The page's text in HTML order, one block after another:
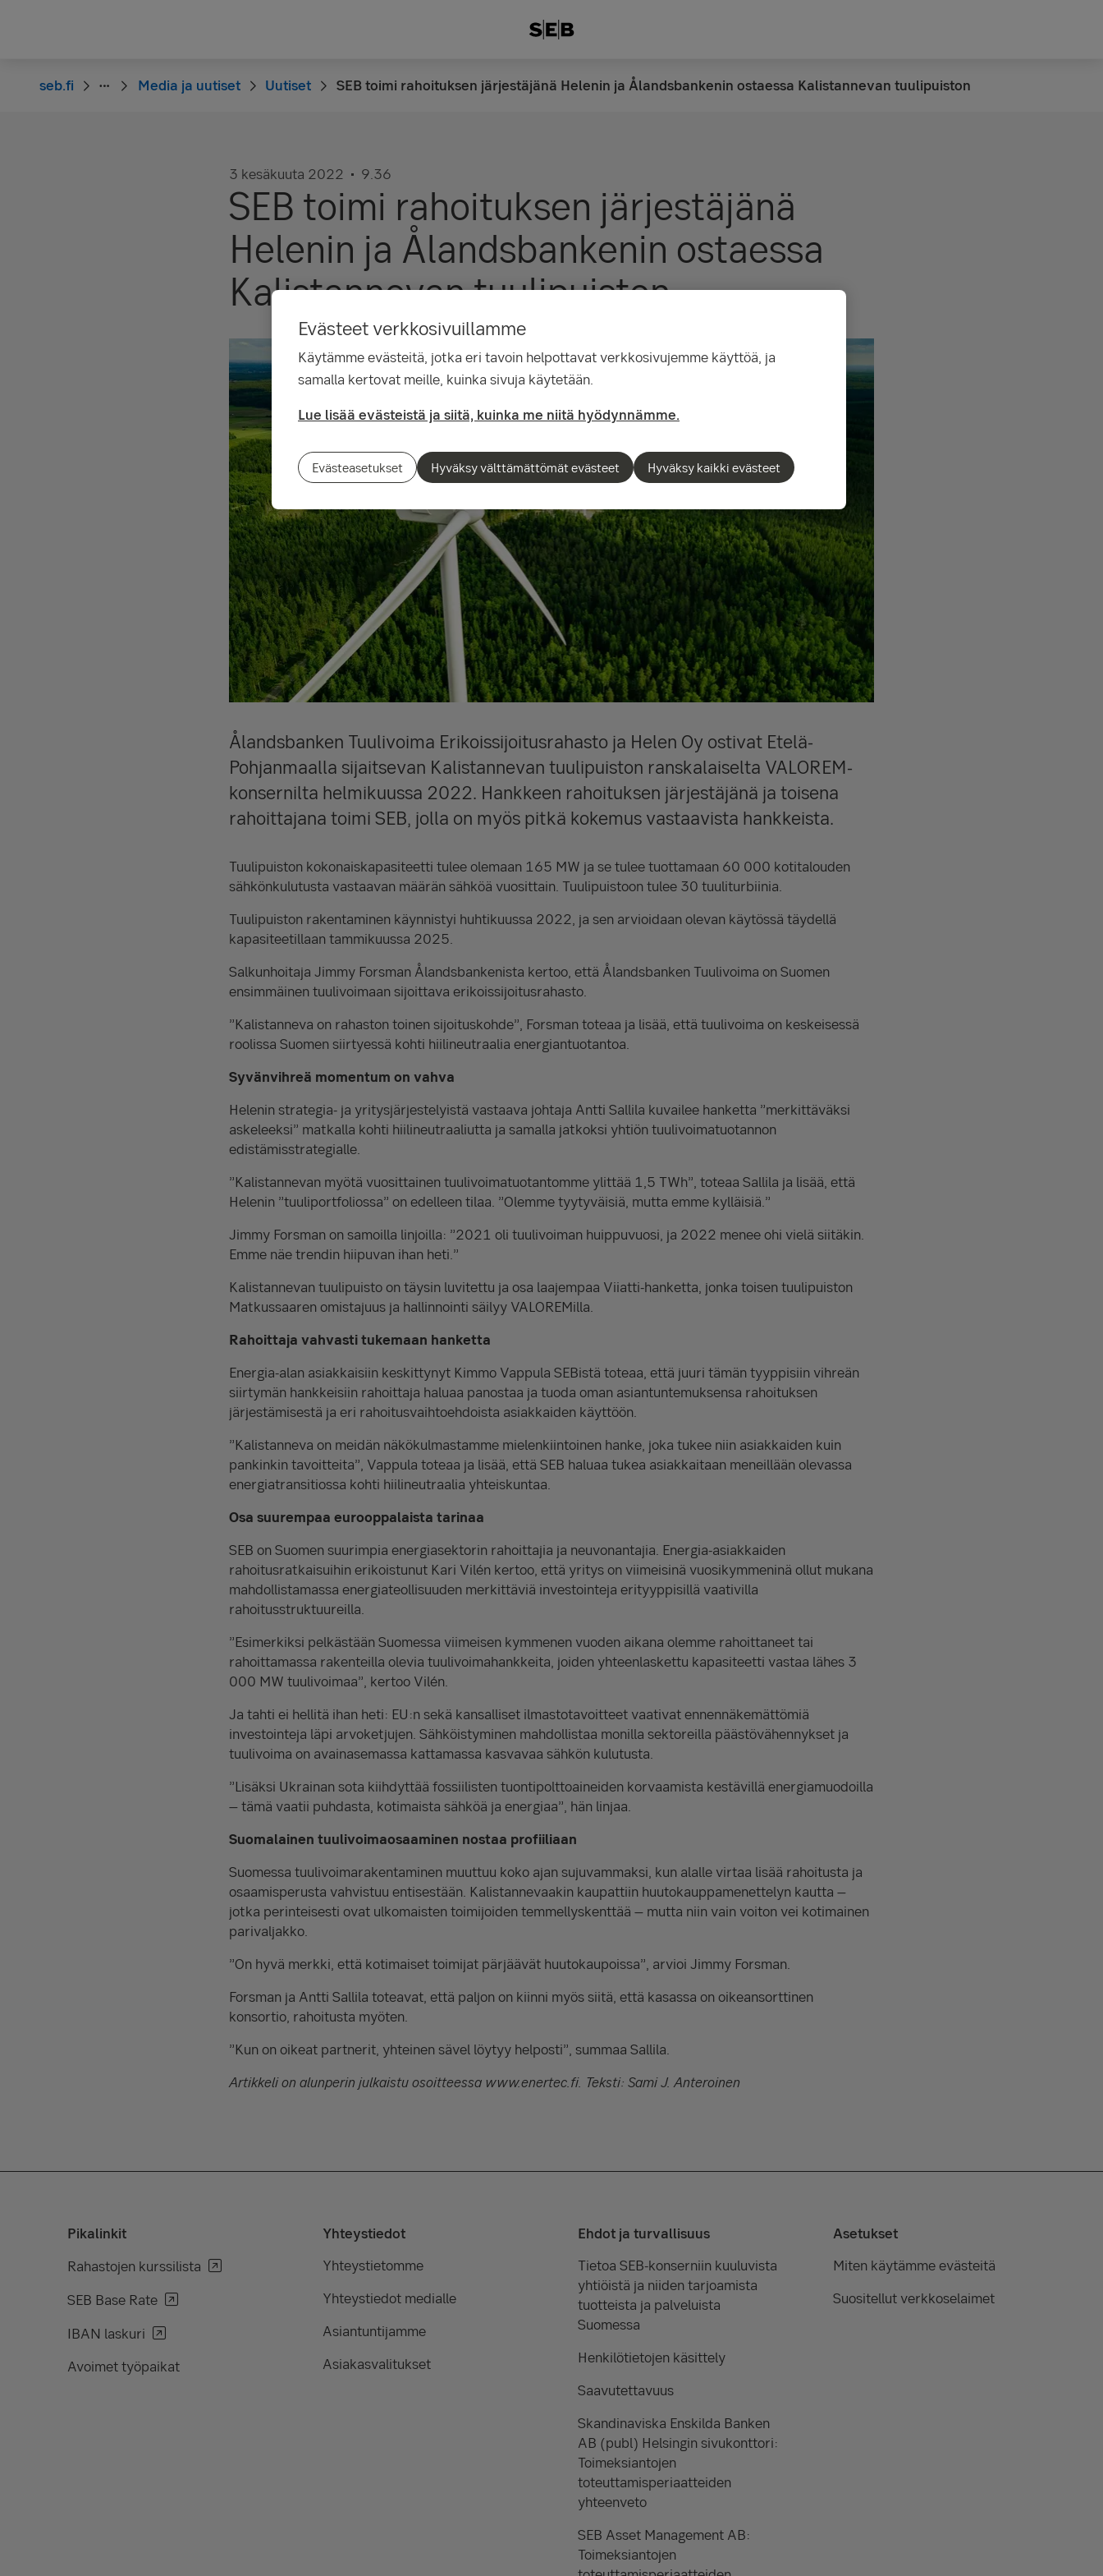
seb.fi Media ja uutiset Uutiset SEB toimi rahoituksen järjestäjänä Helenin ja Ålandsbankenin ostaessa Kalistannevan tuulipuiston
3 kesäkuuta 2022 9.36
SEB toimi rahoituksen järjestäjänä
Helenin ja Ålandsbankenin ostaessa
Kalistannevan tuulipuiston
Ålandsbanken Tuulivoima Erikoissijoitusrahasto ja Helen Oy ostivat Etelä-
Pohjanmaalla sijaitsevan Kalistannevan tuulipuiston ranskalaiselta VALOREM-
konsernilta helmikuussa 2022. Hankkeen rahoituksen järjestäjänä ja toisena
rahoittajana toimi SEB, jolla on myös pitkä kokemus vastaavista hankkeista.
Tuulipuiston kokonaiskapasiteetti tulee olemaan 165 MW ja se tulee tuottamaan 60 000 kotitalouden
sähkönkulutusta vastaavan määrän sähköä vuosittain. Tuulipuistoon tulee 30 tuuliturbiinia.
Tuulipuiston rakentaminen käynnistyi huhtikuussa 2022, ja sen arvioidaan olevan käytössä täydellä
kapasiteetillaan tammikuussa 2025.
Salkunhoitaja Jimmy Forsman Ålandsbankenista kertoo, että Ålandsbanken Tuulivoima on Suomen
ensimmäinen tuulivoimaan sijoittava erikoissijoitusrahasto.
”Kalistanneva on rahaston toinen sijoituskohde”, Forsman toteaa ja lisää, että tuulivoima on keskeisessä
roolissa Suomen siirtyessä kohti hiilineutraalia energiantuotantoa.
Syvänvihreä momentum on vahva
Helenin strategia- ja yritysjärjestelyistä vastaava johtaja Antti Sallila kuvailee hanketta ”merkittäväksi
askeleeksi” matkalla kohti hiilineutraaliutta ja samalla jatkoksi yhtiön tuulivoimatuotannon
edistämisstrategialle.
”Kalistannevan myötä vuosittainen tuulivoimatuotantomme ylittää 1,5 TWh”, toteaa Sallila ja lisää, että
Helenin ”tuuliportfoliossa” on edelleen tilaa. ”Olemme tyytyväisiä, mutta emme kylläisiä.”
Jimmy Forsman on samoilla linjoilla: ”2021 oli tuulivoiman huippuvuosi, ja 2022 menee ohi vielä siitäkin.
Emme näe trendin hiipuvan ihan heti.”
Kalistannevan tuulipuisto on täysin luvitettu ja osa laajempaa Viiatti-hanketta, jonka toisen tuulipuiston
Matkussaaren omistajuus ja hallinnointi säilyy VALOREMilla.
Rahoittaja vahvasti tukemaan hanketta
Energia-alan asiakkaisiin keskittynyt Kimmo Vappula SEBistä toteaa, että juuri tämän tyyppisiin vihreän
siirtymän hankkeisiin rahoittaja haluaa panostaa ja tuoda oman asiantuntemuksensa rahoituksen
järjestämisestä ja eri rahoitusvaihtoehdoista asiakkaiden käyttöön.
”Kalistanneva on meidän näkökulmastamme mielenkiintoinen hanke, joka tukee niin asiakkaiden kuin
pankinkin tavoitteita”, Vappula toteaa ja lisää, että SEB haluaa tukea asiakkaitaan meneillään olevassa
energiatransitiossa kohti hiilineutraalia yhteiskuntaa.
Osa suurempaa eurooppalaista tarinaa
SEB on Suomen suurimpia energiasektorin rahoittajia ja neuvonantajia. Energia-asiakkaiden
rahoitusratkaisuihin erikoistunut Kari Vilén kertoo, että yritys on viimeisinä vuosikymmeninä ollut mukana
mahdollistamassa energiateollisuuden merkittäviä investointeja erityyppisillä vaativilla
rahoitusstruktuureilla.
”Esimerkiksi pelkästään Suomessa viimeisen kymmenen vuoden aikana olemme rahoittaneet tai
rahoittamassa rakenteilla olevia tuulivoimahankkeita, joiden yhteenlaskettu kapasiteetti vastaa lähes 3
000 MW tuulivoimaa”, kertoo Vilén.
Ja tahti ei hellitä ihan heti: EU:n sekä kansalliset ilmastotavoitteet vaativat ennennäkemättömiä
investointeja läpi arvoketjujen. Sähköistyminen mahdollistaa monilla sektoreilla päästövähennykset ja
tuulivoima on avainasemassa kattamassa kasvavaa sähkön kulutusta.
”Lisäksi Ukrainan sota kiihdyttää fossiilisten tuontipolttoaineiden korvaamista kestävillä energiamuodoilla
– tämä vaatii puhdasta, kotimaista sähköä ja energiaa”, hän linjaa.
Suomalainen tuulivoimaosaaminen nostaa profiiliaan
Suomessa tuulivoimarakentaminen muuttuu koko ajan sujuvammaksi, kun alalle virtaa lisää rahoitusta ja
osaamisperusta vahvistuu entisestään. Kalistannevaakin kaupattiin huutokauppamenettelyn kautta –
jotka perinteisesti ovat ulkomaisten toimijoiden temmellyskenttää – mutta niin vain voiton vei kotimainen
parivaljakko.
”On hyvä merkki, että kotimaiset toimijat pärjäävät huutokaupoissa”, arvioi Jimmy Forsman.
Forsman ja Antti Sallila toteavat, että paljon on kiinni myös siitä, että kasassa on oikeansorttinen
konsortio, rahoitusta myöten.
”Kun on oikeat partnerit, yhteinen sävel löytyy helposti”, summaa Sallila.
Artikkeli on alunperin julkaistu osoitteessa www.enertec.fi. Teksti: Sami J. Anteroinen
Pikalinkit
Rahastojen kurssilista
SEB Base Rate
IBAN laskuri
Avoimet työpaikat
Yhteystiedot
Yhteystietomme
Yhteystiedot medialle
Asiantuntijamme
Asiakasvalitukset
Ehdot ja turvallisuus
Tietoa SEB-konserniin kuuluvista
yhtiöistä ja niiden tarjoamista
tuotteista ja palveluista
Suomessa
Henkilötietojen käsittely
Saavutettavuus
Skandinaviska Enskilda Banken
AB (publ) Helsingin sivukonttori:
Toimeksiantojen
toteuttamisperiaatteiden
yhteenveto
SEB Asset Management AB:
Toimeksiantojen
Asetukset
Miten käytämme evästeitä
Suositellut verkkoselaimet
Evästeet verkkosivuillamme
Käytämme evästeitä, jotka eri tavoin helpottavat verkkosivujemme käyttöä, ja
samalla kertovat meille, kuinka sivuja käytetään.
Lue lisää evästeistä ja siitä, kuinka me niitä hyödynnämme.
Evästeasetukset Hyväksy välttämättömät evästeet Hyväksy kaikki evästeet